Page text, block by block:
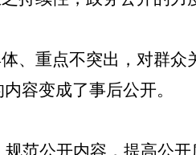
、重点不突出，对群众
容变成了事后公开。
范公开内容，提高公开